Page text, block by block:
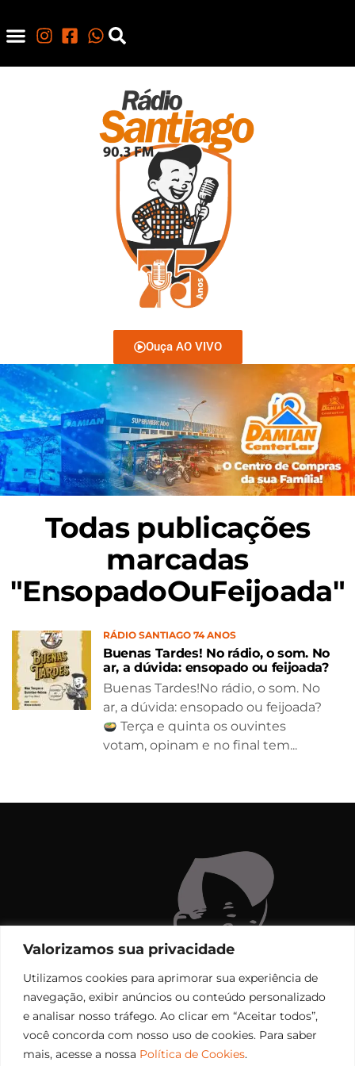
Valorizamos sua privacidade
Utilizamos cookies para aprimorar sua experiência de
navegação, exibir anúncios ou conteúdo personalizado
e analisar nosso tráfego. Ao clicar em “Aceitar todos”,
você concorda com nosso uso de cookies. Para saber
mais, acesse a nossa Política de Cookies.
Ouça AO VIVO
Todas publicações
marcadas
"EnsopadoOuFeijoada"
RÁDIO SANTIAGO 74 ANOS
Buenas Tardes! No rádio, o som. No
ar, a dúvida: ensopado ou feijoada?
Buenas Tardes!No rádio, o som. No
ar, a dúvida: ensopado ou feijoada?
Terça e quinta os ouvintes
votam, opinam e no final tem...